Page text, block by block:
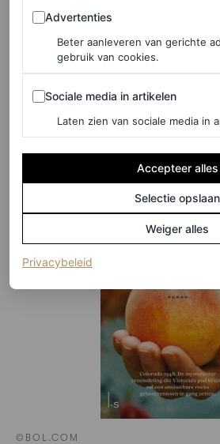
Factoren die mij heel erg aanpreken.
komt Victoria op zeventienjarige
tegen die haar de weg vraagt,
meer hetzelfde zal zijn. Zo gaat het
verlies, vooroordelen, vrouwelijke
en de zoektocht naar een thuis.”
©BOL.COM
Advertenties
Advertenties
Beter aanleveren van gerichte
gebruik van cookies.
Sociale media in artikelen
Sociale media in artikelen
Laten zien van sociale media in
Accepteer alles
Selectie opslaan
Weiger alles
Privacybeleid